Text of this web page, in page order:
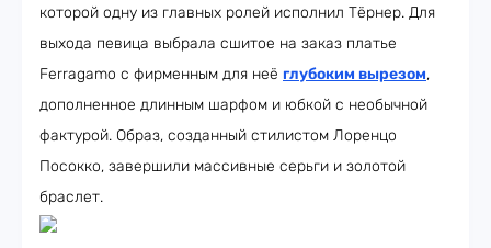
которой одну из главных ролей исполнил Тёрнер. Для
выхода певица выбрала сшитое на заказ платье
Ferragamo с фирменным для неё глубоким вырезом,
дополненное длинным шарфом и юбкой с необычной
фактурой. Образ, созданный стилистом Лоренцо
Посокко, завершили массивные серьги и золотой
браслет.